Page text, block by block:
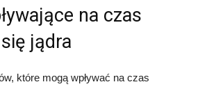
na czas
jądra
które mogą wpływać na czas